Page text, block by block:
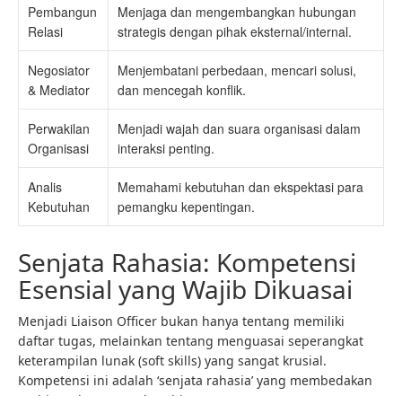
Pembangun
Relasi
Menjaga dan mengembangkan hubungan
strategis dengan pihak eksternal/internal.
Negosiator
& Mediator
Menjembatani perbedaan, mencari solusi,
dan mencegah konflik.
Perwakilan
Organisasi
Menjadi wajah dan suara organisasi dalam
interaksi penting.
Analis
Kebutuhan
Memahami kebutuhan dan ekspektasi para
pemangku kepentingan.
Senjata Rahasia: Kompetensi
Esensial yang Wajib Dikuasai
Menjadi Liaison Officer bukan hanya tentang memiliki
daftar tugas, melainkan tentang menguasai seperangkat
keterampilan lunak (soft skills) yang sangat krusial.
Kompetensi ini adalah ‘senjata rahasia’ yang membedakan